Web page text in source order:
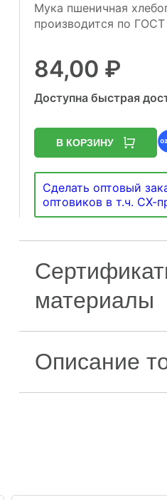
Мука пшеничная
производится по ГОСТ
84,00 ₽
Доступна быстрая
В КОРЗИНУ
Сделать оптовый
оптовиков в т.ч. СХ-
материалы
Описание